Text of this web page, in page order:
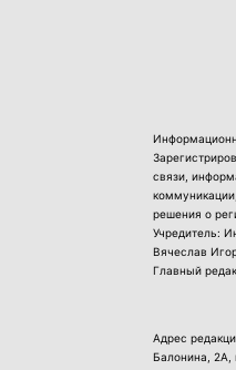
связи,
решения о
Учредитель:
Вячеслав
Главный
Адрес
Балонина, 2А,